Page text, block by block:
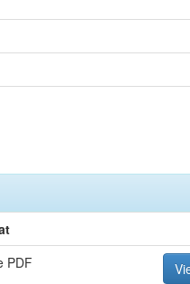
PDF